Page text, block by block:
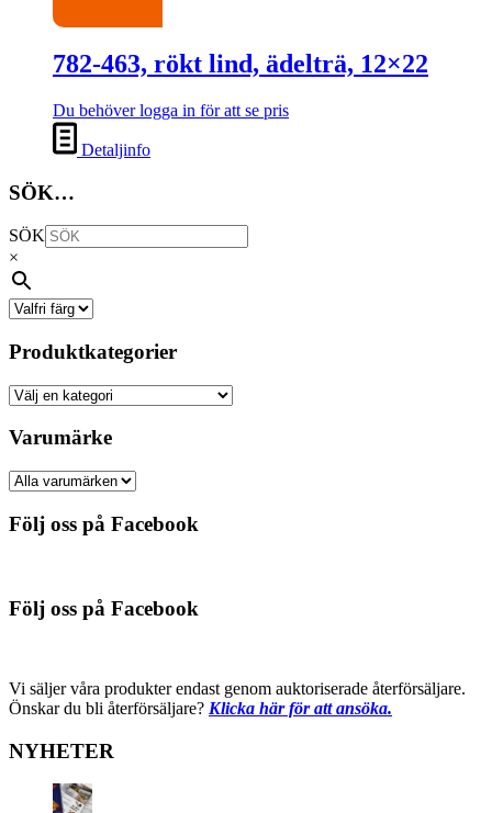
782-463, rökt lind, ädelträ, 12×22
Du behöver logga in för att se pris
Detaljinfo
SÖK…
SÖK
×
Produktkategorier
Varumärke
Följ oss på Facebook
Följ oss på Facebook
Vi säljer våra produkter endast genom auktoriserade återförsäljare.
Önskar du bli återförsäljare? Klicka här för att ansöka.
NYHETER